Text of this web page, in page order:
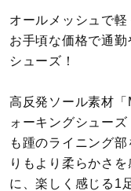
柔道
ウィンタ
ワーキング
オールメッシュで軽
お手頃な価格で通
シューズ！
高反発ソール素材
ォーキングシュー
も踵のライニング
りもより柔らかさ
に、楽しく感じる1